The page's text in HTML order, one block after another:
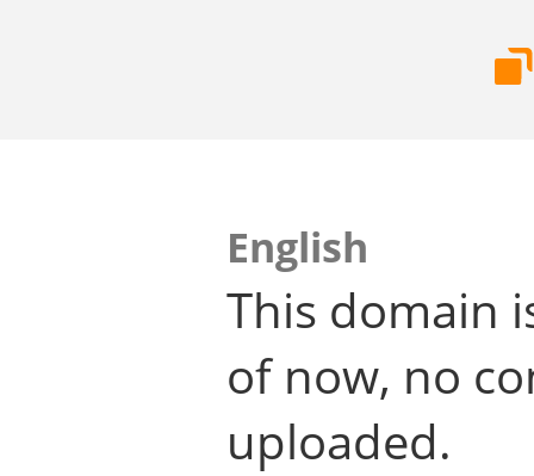
English
This domain
of now, no
uploaded.